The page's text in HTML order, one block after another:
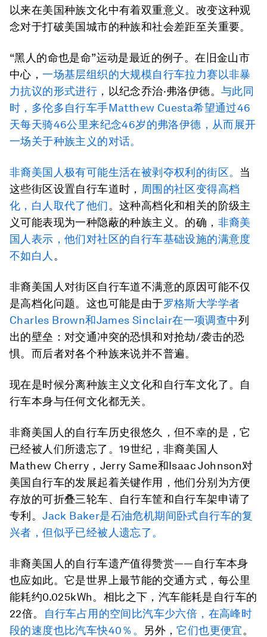
以来在美国种族文化中有着双重意义。改变这种观
念对于打破美国城市的种族和社会差距至关重要。
“黑人的命也是命”运动是最近的例子。在旧金山市
中心，一场基层组织的大规模自行车拉力赛以非暴
力抗议的形式进行 ，以纪念乔治·弗洛伊德。与此同
时，多伦多自行车手Matthew Cuesta希望通过46
天每天骑46公里来纪念46岁的弗洛伊德，从而展开
一场关于种族主义的对话。
非裔美国人极有可能生活在被剥夺权利的街区。 当
这些街区设置自行车道时， 周围的社区变得高档
化，白人取代了他们。这种高档化和相关的阶级主
义可能表现为一种隐蔽的种族主义。的确， 非裔美
国人表示，他们对社区的自行车基础设施的满意度
不如白人 。
非裔美国人对街区自行车道不满意的原因可能不仅
是高档化问题。这也可能是由于罗格斯大学学者
Charles Brown和James Sinclair在一项调查中列
出的壁垒：对交通冲突的恐惧和对抢劫/袭击的恐
惧。而后者对各个种族来说并不普遍。
现在是时候分离种族主义文化和自行车文化了。自
行车本身与任何文化都无关。
非裔美国人的自行车历史很悠久，但不幸的是，它
已经被人们所遗忘了。19世纪，非裔美国人
Mathew Cherry，Jerry Same和Isaac Johnson对
美国自行车的发展起着关键作用，他们分别为方便
存放的可折叠三轮车、自行车筐和自行车架申请了
专利。Jack Baker是石油危机期间卧式自行车的复
兴者，但似乎已经被人遗忘了。
非裔美国人的自行车遗产值得赞赏——自行车本身
也应如此。它是世界上最节能的交通方式，每公里
能耗约0.025kWh。相比之下，汽车能耗是自行车的
22倍。
自行车占用的空间比汽车少六倍，在高峰时
段的速度也比汽车快40％。 另外，它们也更便宜。